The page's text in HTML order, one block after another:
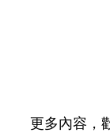
更多內容，